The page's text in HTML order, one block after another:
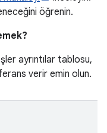
öğrenin.
ayrıntılar tablosu,
verir emin olun.